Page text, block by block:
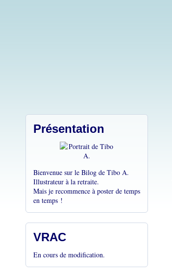
Présentation
Bienvenue sur le Bilog de Tibo A.
Illustrateur à la retraite.
Mais je recommence à poster de temps
en temps !
VRAC
En cours de modification.